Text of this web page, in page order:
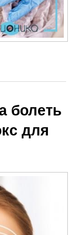
болеть
для